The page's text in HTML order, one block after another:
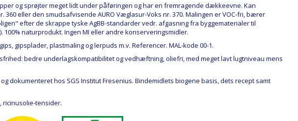
og sprøjter meget lidt under påføringen og har en fremragende dækkeevne. Kan
eller den smudsafvisende AURO Væglasur-Voks nr. 370. Malingen er VOC-fri, bærer
efter de skrappe tyske AgBB-standarder vedr. afgasning fra byggematerialer til
naturprodukt. Ingen MI eller andre konserveringsmidler.
gipsplader, plastmaling og lerpuds m.v. Referencer. MAL-kode 00-1.
bedre underlagskompatibilitet og vedhæftning, oliefri, med meget lavt lugtniveau mens
dokumenteret hos SGS Institut Fresenius. Bindemidlets biogene basis, dets recept samt
ricinusolie-tensider.